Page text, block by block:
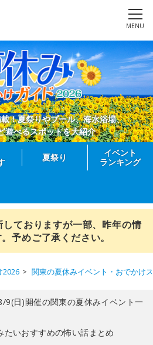
MENU
！夏祭りやプール、海水浴場、
遊べるスポットを大紹介
夏祭り
イベント
ランキング
ておりますが一部、昨年の情
予めご了承ください。
2026 関東の夏休みイベント・おでかけ
9(日)開催の関東の夏休みイベント一
たいおすすめの怖い話まとめ